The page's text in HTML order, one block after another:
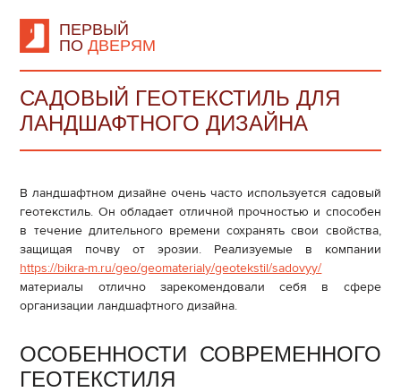
ПЕРВЫЙ
ПО ДВЕРЯМ
САДОВЫЙ ГЕОТЕКСТИЛЬ ДЛЯ
ЛАНДШАФТНОГО ДИЗАЙНА
В ландшафтном дизайне очень часто используется садовый
геотекстиль. Он обладает отличной прочностью и способен
в течение длительного времени сохранять свои свойства,
защищая почву от эрозии. Реализуемые в компании
https://bikra-m.ru/geo/geomaterialy/geotekstil/sadovyy/
материалы отлично зарекомендовали себя в сфере
организации ландшафтного дизайна.
ОСОБЕННОСТИ СОВРЕМЕННОГО
ГЕОТЕКСТИЛЯ